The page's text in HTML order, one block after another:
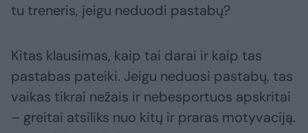
tu treneris, jeigu neduodi pastabų?
Kitas klausimas, kaip tai darai ir kaip tas
pastabas pateiki. Jeigu neduosi pastabų, tas
vaikas tikrai nežais ir nebesportuos apskritai
– greitai atsiliks nuo kitų ir praras motyvaciją.